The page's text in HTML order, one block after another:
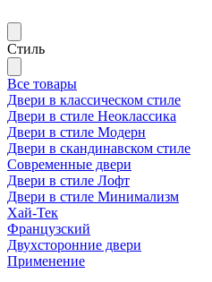
Стиль
Все товары
Двери в классическом стиле
Двери в стиле Неоклассика
Двери в стиле Модерн
Двери в скандинавском стиле
Современные двери
Двери в стиле Лофт
Двери в стиле Минимализм
Хай-Тек
Французский
Двухсторонние двери
Применение